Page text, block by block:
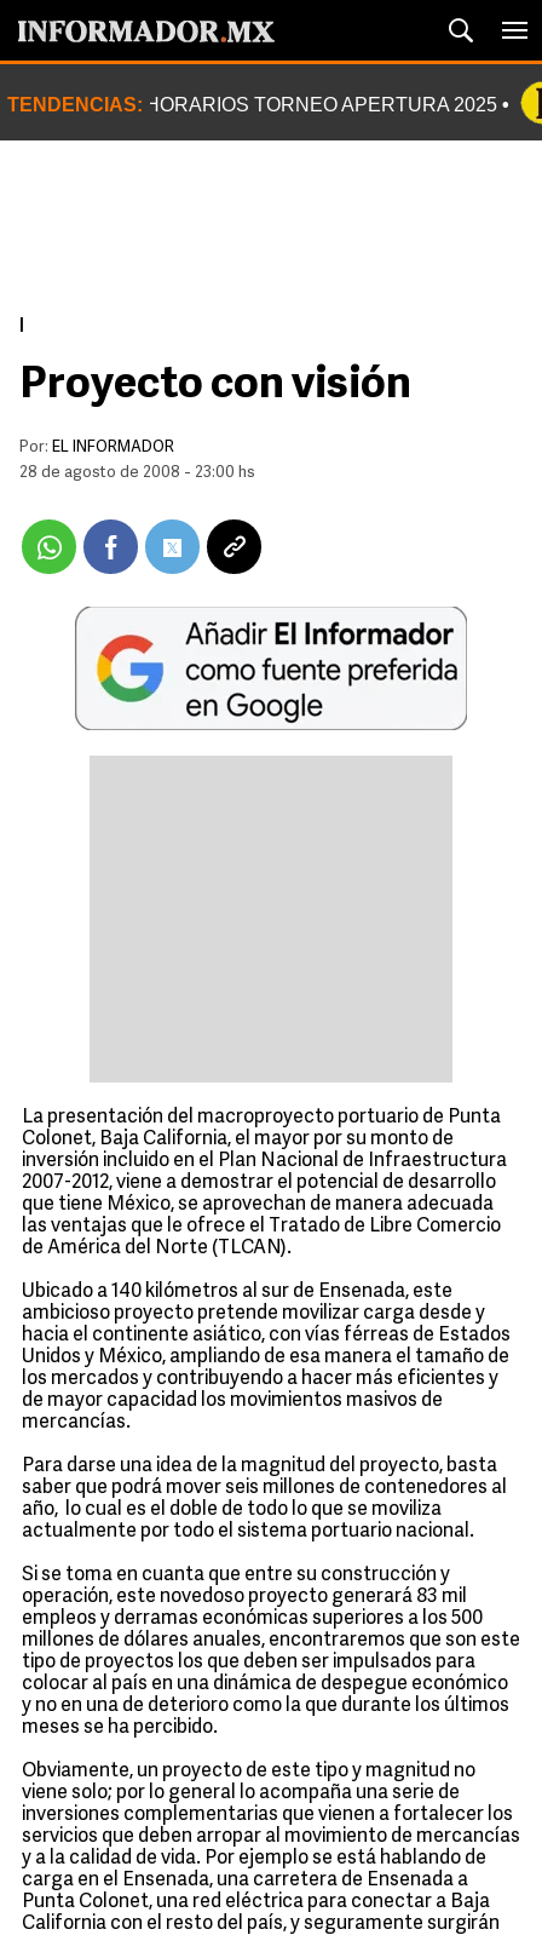
TENDENCIAS: HORARIOS TORNEO APERTURA 2025
Proyecto con visión
Por: EL INFORMADOR
28 de agosto de 2008 - 23:00 hs
La presentación del macroproyecto portuario de Punta
Colonet, Baja California, el mayor por su monto de
inversión incluido en el Plan Nacional de Infraestructura
2007-2012, viene a demostrar el potencial de desarrollo
que tiene México, se aprovechan de manera adecuada
las ventajas que le ofrece el Tratado de Libre Comercio
de América del Norte (TLCAN).
Ubicado a 140 kilómetros al sur de Ensenada, este
ambicioso proyecto pretende movilizar carga desde y
hacia el continente asiático, con vías férreas de Estados
Unidos y México, ampliando de esa manera el tamaño de
los mercados y contribuyendo a hacer más eficientes y
de mayor capacidad los movimientos masivos de
mercancías.
Para darse una idea de la magnitud del proyecto, basta
saber que podrá mover seis millones de contenedores al
año, lo cual es el doble de todo lo que se moviliza
actualmente por todo el sistema portuario nacional.
Si se toma en cuanta que entre su construcción y
operación, este novedoso proyecto generará 83 mil
empleos y derramas económicas superiores a los 500
millones de dólares anuales, encontraremos que son este
tipo de proyectos los que deben ser impulsados para
colocar al país en una dinámica de despegue económico
y no en una de deterioro como la que durante los últimos
meses se ha percibido.
Obviamente, un proyecto de este tipo y magnitud no
viene solo; por lo general lo acompaña una serie de
inversiones complementarias que vienen a fortalecer los
servicios que deben arropar al movimiento de mercancías
y a la calidad de vida. Por ejemplo se está hablando de
carga en el Ensenada, una carretera de Ensenada a
Punta Colonet, una red eléctrica para conectar a Baja
California con el resto del país, y seguramente surgirán